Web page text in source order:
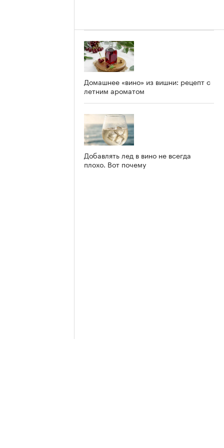
Домашнее «вино» из вишни: рецепт с
летним ароматом
Добавлять лед в вино не всегда
плохо. Вот почему